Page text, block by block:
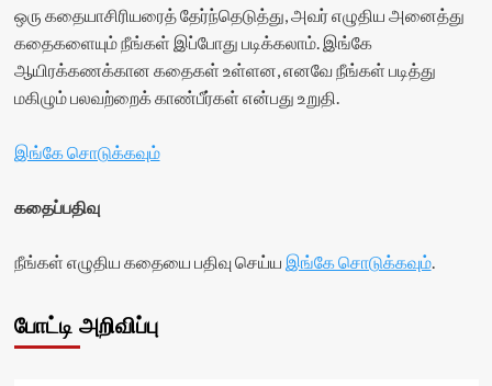
ஒரு கதையாசிரியரைத் தேர்ந்தெடுத்து, அவர் எழுதிய அனைத்து
கதைகளையும் நீங்கள் இப்போது படிக்கலாம். இங்கே
ஆயிரக்கணக்கான கதைகள் உள்ளன, எனவே நீங்கள் படித்து
மகிழும் பலவற்றைக் காண்பீர்கள் என்பது உறுதி.
இங்கே சொடுக்கவும்
கதைப்பதிவு
நீங்கள் எழுதிய கதையை பதிவு செய்ய இங்கே சொடுக்கவும்.
போட்டி அறிவிப்பு